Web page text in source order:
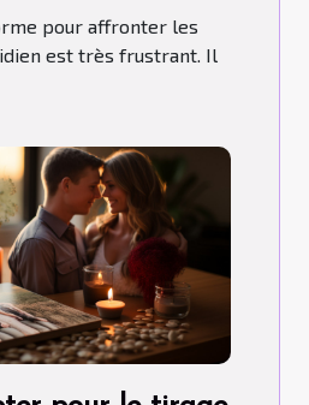
pour affronter les
est très frustrant. Il